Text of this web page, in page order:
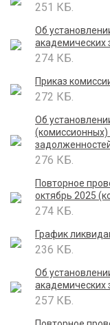
251 КБ.
Об
274 КБ.
Приказ
272 КБ.
Об
276 КБ.
Повторное
октябрь 2025
274 КБ.
График
236 КБ.
Об
257 КБ.